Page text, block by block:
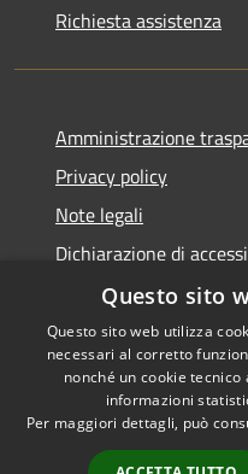
Richiesta assistenza
Amministrazione
Privacy policy
Note legali
Dichiarazione di
Accessibilità
Privacy
Questo sito
Questo sito web utilizza
necessari al corretto
nonché un cookie
informazioni
Per maggiori dettagli, può